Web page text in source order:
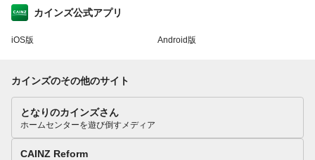
カインズ公式アプリ
iOS版 Android版
カインズのその他のサイト
となりのカインズさん
ホームセンターを遊び倒すメディア
CAINZ Reform